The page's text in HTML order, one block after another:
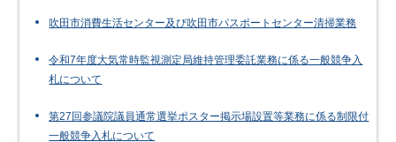
吹田市消費生活センター及び吹田市パスポートセンター清掃業務
令和7年度大気常時監視測定局維持管理委託業務に係る一般競争入
札について
第27回参議院議員通常選挙ポスター掲示場設置等業務に係る制限付
一般競争入札について